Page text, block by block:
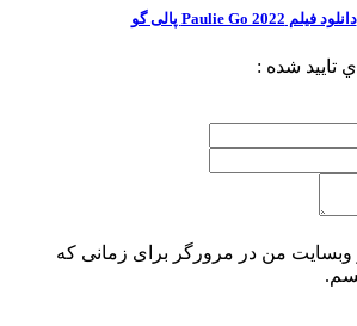
دانلود فیلم Paulie Go 2022 پالی گو
تاييد شده :
وبسایت من در مرورگر برای زمانی که